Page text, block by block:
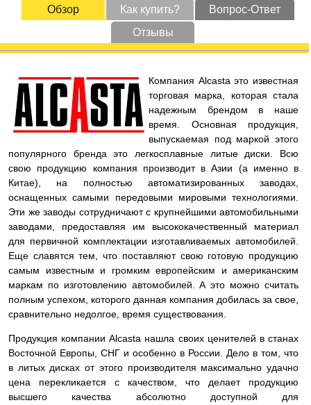
Обзор Как купить?
Вопрос-Ответ
Отзывы
Компания Alcasta это известная
торговая марка, которая стала
надежным брендом в наше
время. Основная продукция,
выпускаемая под маркой этого
популярного бренда это легкосплавные литые диски. Всю
свою продукцию компания производит в Азии (а именно в
Китае), на полностью автоматизированных заводах,
оснащенных самыми передовыми мировыми технологиями.
Эти же заводы сотрудничают с крупнейшими автомобильными
заводами, предоставляя им высококачественный материал
для первичной комплектации изготавливаемых автомобилей.
Еще славятся тем, что поставляют свою готовую продукцию
самым известным и громким европейским и американским
маркам по изготовлению автомобилей. А это можно считать
полным успехом, которого данная компания добилась за свое,
сравнительно недолгое, время существования.
Продукция компании Alcasta нашла своих ценителей в станах
Восточной Европы, СНГ и особенно в России. Дело в том, что
в литых дисках от этого производителя максимально удачно
цена перекликается с качеством, что делает продукцию
высшего качества абсолютно доступной для